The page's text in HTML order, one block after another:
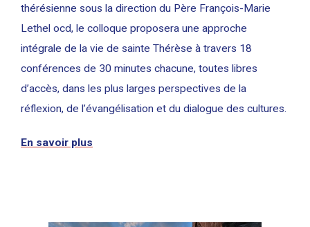
thérésienne sous la direction du Père François-Marie
Lethel ocd, le colloque proposera une approche
intégrale de la vie de sainte Thérèse à travers 18
conférences de 30 minutes chacune, toutes libres
d’accès, dans les plus larges perspectives de la
réflexion, de l’évangélisation et du dialogue des cultures.
En savoir plus